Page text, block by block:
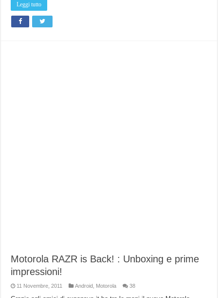
Leggi tutto
Motorola RAZR is Back! : Unboxing e prime
impressioni!
11 Novembre, 2011 Android Motorola 38